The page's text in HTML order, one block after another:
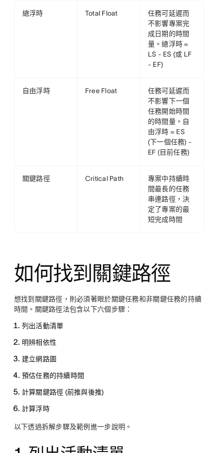
總浮時 Total Float
任務可延遲而
不影響專案完
成日期的時間
量。總浮時 =
LS - ES (或 LF
- EF)
自由浮時 Free Float
任務可延遲而
不影響下一個
任務開始時間
的時間量。自
由浮時 = ES
(下一個任務) -
EF (目前任務)
關鍵路徑 Critical Path
專案中持續時
間最長的任務
串連路徑，決
定了專案的最
短完成時間
如何找到關鍵路徑
想找到關鍵路徑，則必須著眼於關鍵任務和非關鍵任務的持續
時間。關鍵路徑法包含以下六個步驟：
列出活動清單
明辨相依性
建立網路圖
預估任務的持續時間
計算關鍵路徑 (前推與後推)
計算浮時
以下透過拆解步驟及範例進一步說明。